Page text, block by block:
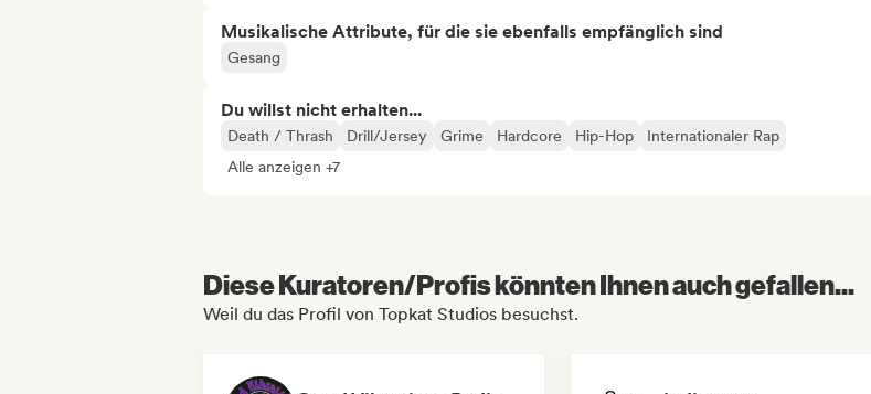
Musikalische Attribute, für die sie ebenfalls empfänglich sind
Gesang
Du willst nicht erhalten...
Death / Thrash Drill/Jersey Grime Hardcore Hip-Hop
Internationaler Rap
Alle anzeigen +7
Diese Kuratoren/Profis könnten Ihnen auch gefallen...
Weil du das Profil von Topkat Studios besuchst.